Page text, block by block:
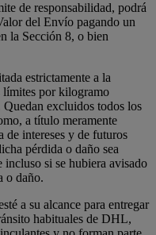
de responsabilidad, podrá
del Envío pagando un
la Sección 8, o bien
estrictamente a la
por kilogramo
Quedan excluidos todos los
a título meramente
de intereses y de futuros
pérdida o daño sea
incluso si se hubiera avisado
o daño.
a su alcance para entregar
habituales de DHL,